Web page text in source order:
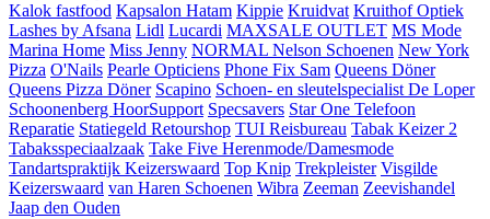
Kalok fastfood Kapsalon Hatam Kippie Kruidvat Kruithof Optiek
Lashes by Afsana Lidl Lucardi MAXSALE OUTLET MS Mode
Marina Home Miss Jenny NORMAL Nelson Schoenen New York
Pizza O'Nails Pearle Opticiens Phone Fix Sam Queens Döner
Queens Pizza Döner Scapino Schoen- en sleutelspecialist De Loper
Schoonenberg HoorSupport Specsavers Star One Telefoon
Reparatie Statiegeld Retourshop TUI Reisbureau Tabak Keizer 2
Tabaksspeciaalzaak Take Five Herenmode/Damesmode
Tandartspraktijk Keizerswaard Top Knip Trekpleister Visgilde
Keizerswaard van Haren Schoenen Wibra Zeeman Zeevishandel
Jaap den Ouden